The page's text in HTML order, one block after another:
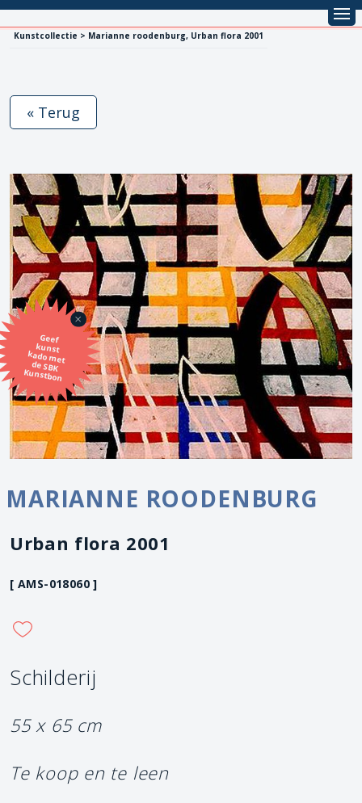
Kunstcollectie > Marianne roodenburg, Urban flora 2001
Geef
kunst
kado met
de SBK
Kunstbon
« Terug
MARIANNE ROODENBURG
Urban flora 2001
[ AMS-018060 ]
Schilderij
55 x 65 cm
Te koop en te leen